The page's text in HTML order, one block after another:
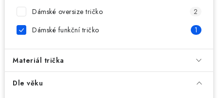
OKAMŽITĚ K ODBĚRU
B2B
MÁM SRDCE POMÁHÁM
VÁNOCE
Dámské oversize tričko
2
Dámské funkční tričko
1
Materiál trička
Dle věku